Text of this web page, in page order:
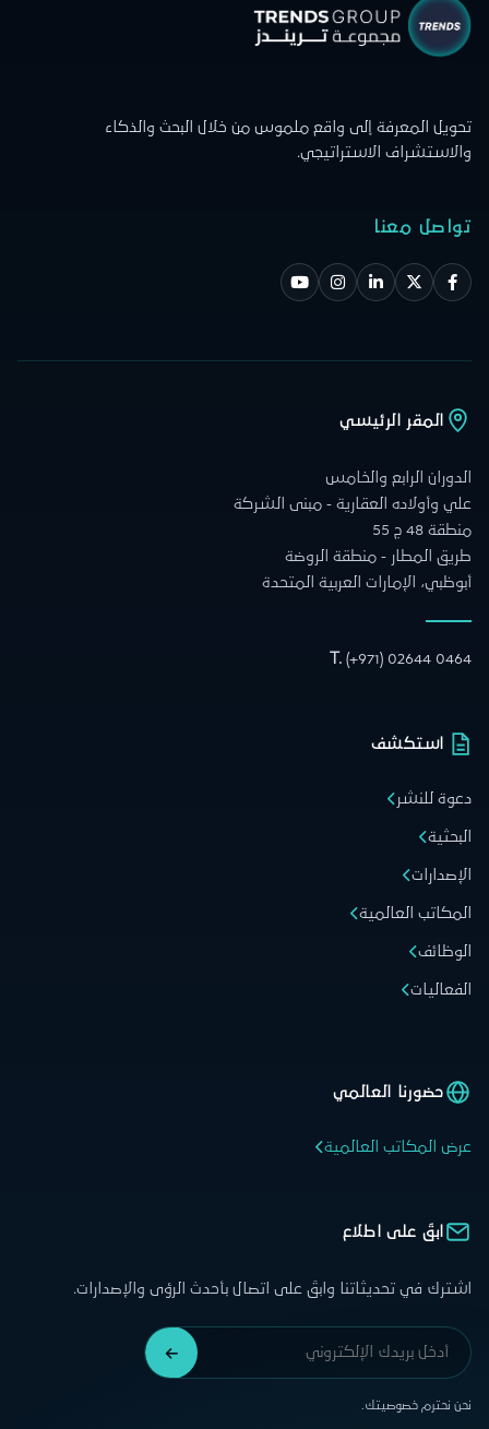
المعرفة إلى واقع ملموس من خلال البحث والذكاء
الاستراتيجي.
معنا
المقر الرئيسي
الرابع والخامس
وأولاده العقارية - مبنى الشركة
48 ج 55
المطار - منطقة الروضة
الإمارات العربية المتحدة
T.(+971) 02644
استكشف
للنشر
العالمية
حضورنا العالمي
المكاتب العالمية
ابقَ على اطلاع
في تحديثاتنا وابقَ على اتصال بأحدث الرؤى والإصدارات.
نحترم خصوصيتك.